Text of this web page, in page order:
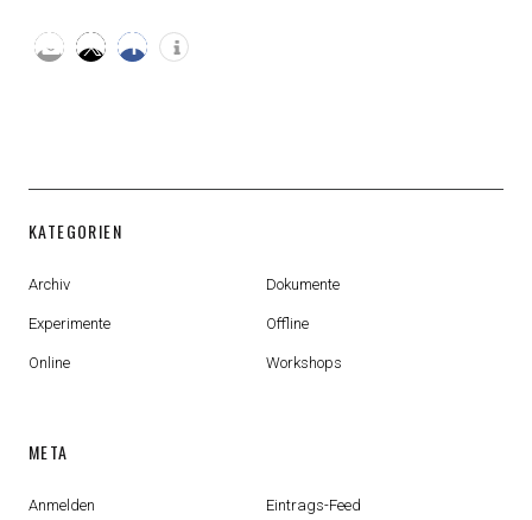
KATEGORIEN
Archiv Dokumente
Experimente Offline
Online Workshops
META
Anmelden Eintrags-Feed